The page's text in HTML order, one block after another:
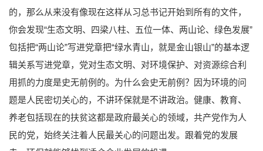
的，那么从来没有像现在这样从习总书记开始到所有的文件，
你会发现“生态文明、四梁八柱、五位一体、两山论、绿色发展”
包括把“两山论”写进党章把“绿水青山，就是金山银山”的基本逻
辑关系写进党章，党对生态文明、对环境保护、对资源综合利
用抓的力度是史无前例的。为什么会史无前例？因为环境的问
题是人民密切关心的，不讲环保就是不讲政治。健康、教育、
养老包括现在的扶贫这都是政府最关心的领域，共产党作为人
民的党，始终关注着人民最关心的问题出发。跟着党的发展